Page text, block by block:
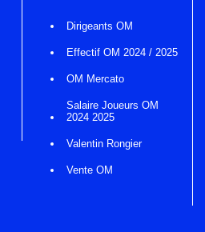
Dirigeants OM
Effectif OM 2024 / 2025
OM Mercato
Salaire Joueurs OM
2024 2025
Valentin Rongier
Vente OM